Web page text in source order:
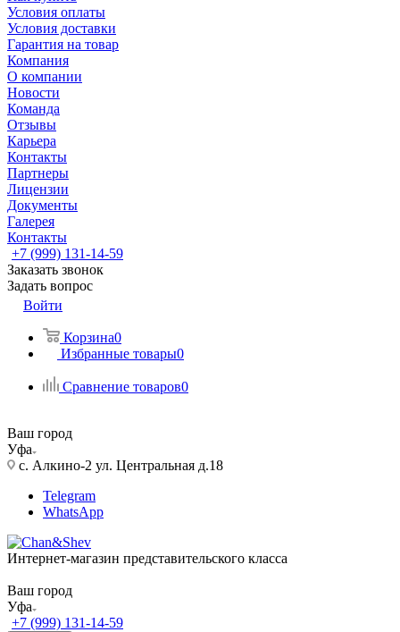
Условия оплаты
Условия доставки
Гарантия на товар
Компания
О компании
Новости
Команда
Отзывы
Карьера
Контакты
Партнеры
Лицензии
Документы
Галерея
Контакты
+7 (999) 131-14-59
Заказать звонок
Задать вопрос
Войти
Корзина0
Избранные товары0
Сравнение товаров0
Ваш город
Уфа
с. Алкино-2 ул. Центральная д.18
Telegram
WhatsApp
Интернет-магазин представительского класса
Ваш город
Уфа
+7 (999) 131-14-59